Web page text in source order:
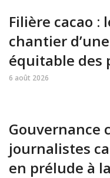
Filière cacao :
chantier
équitable des
6 août 2026
Gouvernance
journalistes
en prélude à la